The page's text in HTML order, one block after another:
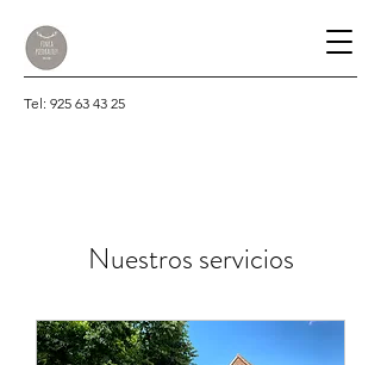
Tel: 925 63 43 25
Nuestros servicios